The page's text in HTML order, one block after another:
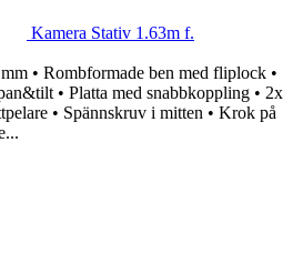
Kamera Stativ 1.63m f.
• Rombformade ben med fliplock •
• Platta med snabbkoppling • 2x
• Spännskruv i mitten • Krok på